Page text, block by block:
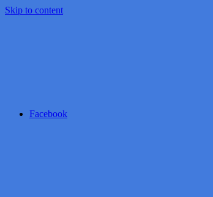
Skip to content
Facebook